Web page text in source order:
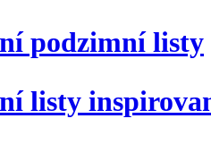
podzimní listy
listy